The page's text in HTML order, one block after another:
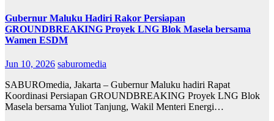
Gubernur Maluku Hadiri Rakor Persiapan
GROUNDBREAKING Proyek LNG Blok Masela bersama
Wamen ESDM
Jun 10, 2026 saburomedia
SABUROmedia, Jakarta – Gubernur Maluku hadiri Rapat
Koordinasi Persiapan GROUNDBREAKING Proyek LNG Blok
Masela bersama Yuliot Tanjung, Wakil Menteri Energi…